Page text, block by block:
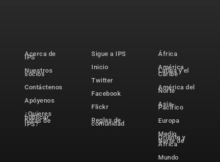
Acerca de
IPS
Nuestros
socios
Contáctenos
Apóyenos
¿Quieres
publicar
notas de
IPS?
Sigue a IPS
Inicio
Twitter
Facebook
Flickr
Reglas de
comunidad
África
América
Latina y el
Caribe
América del
Norte
Asia-
Pacífico
Europa
Medio
Oriente y
Norte de
África
Mundo